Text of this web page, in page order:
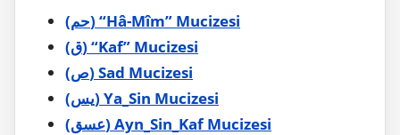
(حم) “Hâ-Mîm” Mucizesi
(ق) “Kaf” Mucizesi
(ص) Sad Mucizesi
(يس) Ya_Sin Mucizesi
(عسق) Ayn_Sin_Kaf Mucizesi